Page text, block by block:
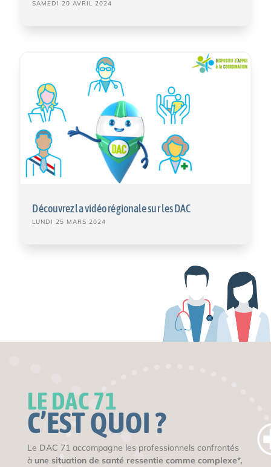
SAMEDI 20 AVRIL 2024
Découvrez la vidéo régionale sur les DAC
LUNDI 25 MARS 2024
LE DAC 71
C’EST QUOI ?
Le DAC 71 accompagne les professionnels confrontés
à une situation de santé ressentie comme complexe*,